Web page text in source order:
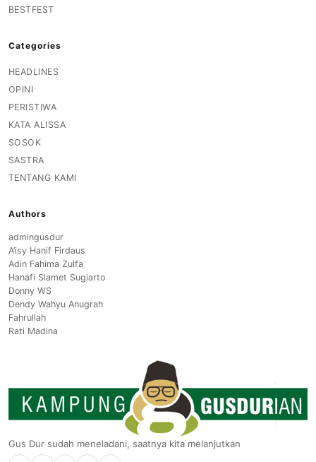
BESTFEST
Categories
HEADLINES
OPINI
PERISTIWA
KATA ALISSA
SOSOK
SASTRA
TENTANG KAMI
Authors
admingusdur
A’isy Hanif Firdaus
Adin Fahima Zulfa
Hanafi Slamet Sugiarto
Donny WS
Dendy Wahyu Anugrah
Fahrullah
Rati Madina
Gus Dur sudah meneladani, saatnya kita melanjutkan